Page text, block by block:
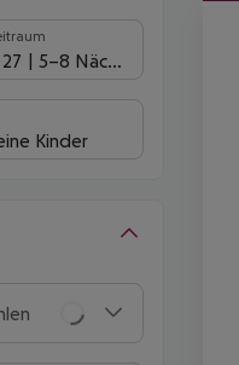
5-8 Nächte
Kinder